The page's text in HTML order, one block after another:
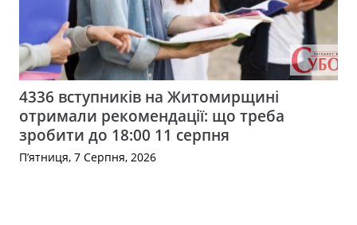
4336 вступників на Житомирщині
отримали рекомендації: що треба
зробити до 18:00 11 серпня
П’ятниця, 7 Серпня, 2026